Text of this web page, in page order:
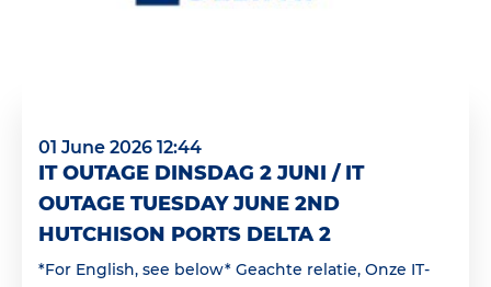
01 June 2026 12:44
IT OUTAGE DINSDAG 2 JUNI / IT
OUTAGE TUESDAY JUNE 2ND
HUTCHISON PORTS DELTA 2
*For English, see below* Geachte relatie, Onze IT-